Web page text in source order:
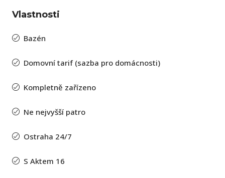
Vlastnosti
Bazén
Domovní tarif (sazba pro domácnosti)
Kompletně zařízeno
Ne nejvyšší patro
Ostraha 24/7
S Aktem 16